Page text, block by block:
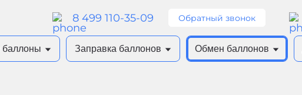
8 499 110-35-09 Обратный звонок
баллоны Заправка баллонов Обмен баллонов